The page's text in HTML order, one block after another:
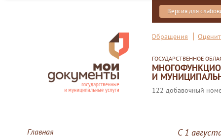
Версия для
Обращения
ГОСУДАРСТВЕННОЕ
И
122 добавочный
Главная
С 1